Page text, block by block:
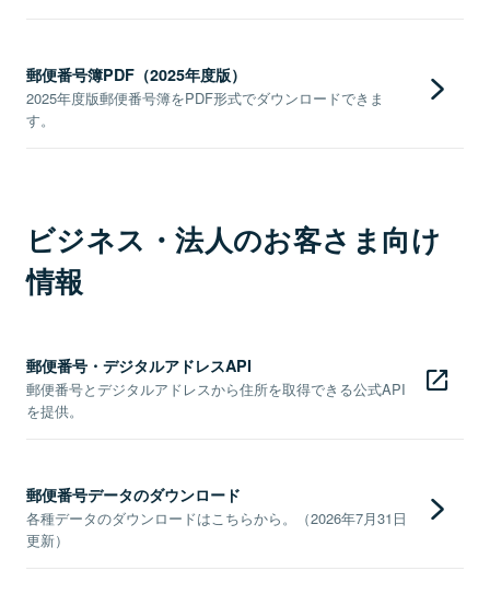
郵便番号簿PDF（2025年度版）
2025年度版郵便番号簿をPDF形式でダウンロードできま
す。
ビジネス・法人のお客さま向け
情報
郵便番号・デジタルアドレスAPI
郵便番号とデジタルアドレスから住所を取得できる公式API
を提供。
郵便番号データのダウンロード
各種データのダウンロードはこちらから。（2026年7月31日
更新）